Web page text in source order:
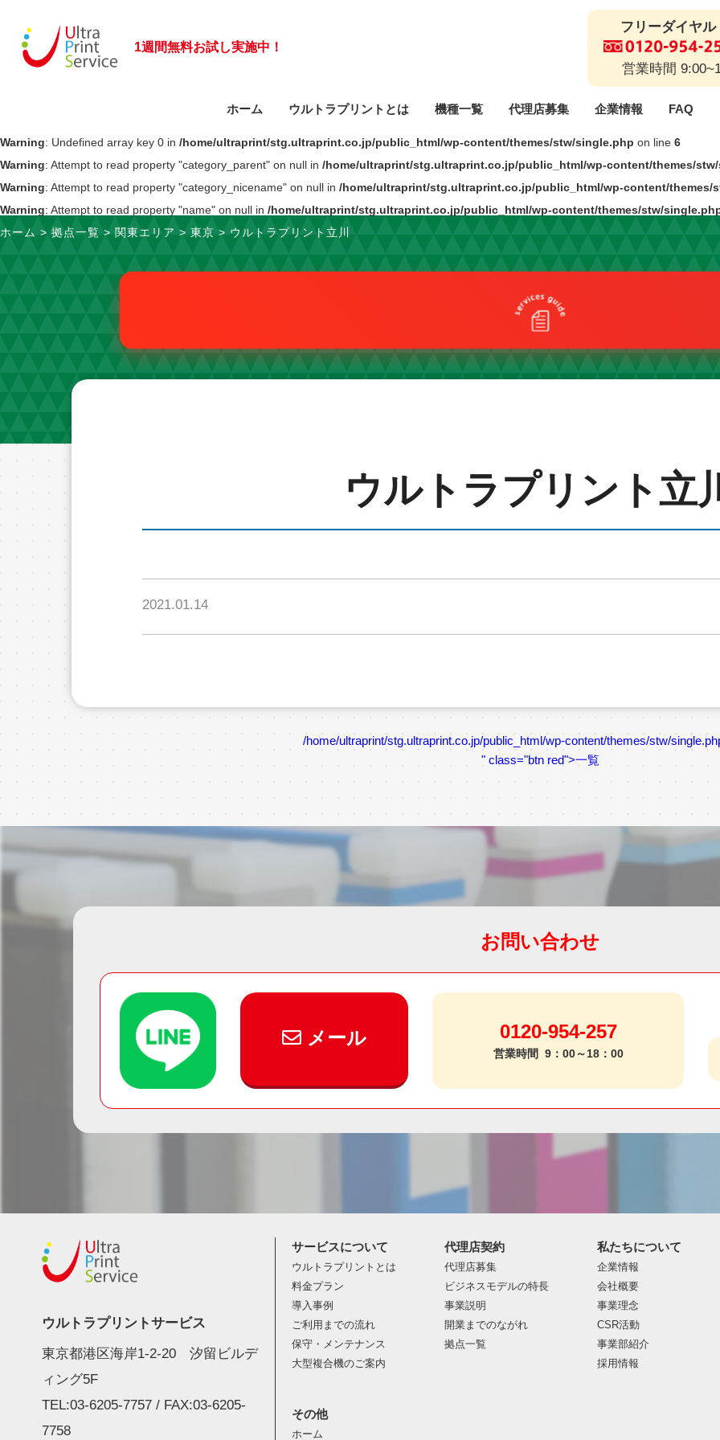
1週間無料お試し実施中！
ホーム ウルトラプリントとは
導入事例 ご利用までの流れ
大型複合機のご案内
機種一覧 代理店募集
ビジネスモデルの特長 事業説明
企業情報
会社概要 事業理念
採用情報
FAQ
サービスに関するご質問 代理店に関するご質問
お問い合わせフォーム 解約フォーム
フリーダイヤル
営業時間
Warning: Undefined array key 0 in /home/ultraprint/stg.ultraprint.co.jp/public_html/wp-content/themes/stw/single.php on line 6
Warning: Attempt to read property "category_parent" on null in /home/ultraprint/stg.ultraprint.co.jp/public_html/wp-content/themes/
Warning: Attempt to read property "category_nicename" on null in /home/ultraprint/stg.ultraprint.co.jp/public_html/wp-content/themes/
Warning: Attempt to read property "name" on null in /home/ultraprint/stg.ultraprint.co.jp/public_html/wp-content/themes/stw/
ホーム > 拠点一覧 > 関東エリア > 東京 > ウルトラプリント立川
ウルトラプリント立
2021.01.14
/home/ultraprint/stg.ultraprint.co.jp/public_html/wp-content/themes/stw/
" class="btn red">一覧
お問い合わせ
メール 0120-954-257
営業時間 9：00～18：00
ウルトラプリントサービス
東京都港区海岸1-2-20 汐留ビルデ
ィング5F
TEL:03-6205-7757 / FAX:03-6205-
7758
サービスについて
ウルトラプリントとは
料金プラン
導入事例
ご利用までの流れ
保守・メンテナンス
大型複合機のご案内
代理店契約
代理店募集
ビジネスモデルの特長
事業説明
開業までのながれ
拠点一覧
私たちについて
企業情報
会社概要
事業理念
CSR活動
事業部紹介
採用情報
その他
ホーム